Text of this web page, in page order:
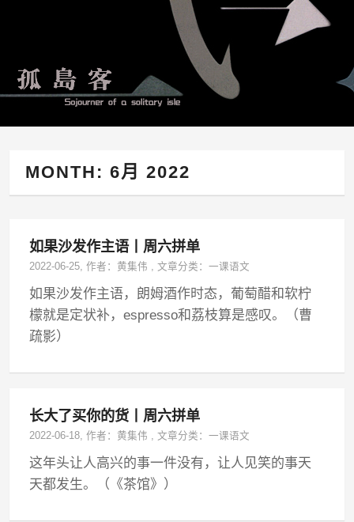
MONTH:6月 2022
如果沙发作主语丨周六拼单
2022-06-25, 作者：黄集伟 ,文章分类：一课语文
如果沙发作主语，朗姆酒作时态，葡萄醋和软柠
檬就是定状补，espresso和荔枝算是感叹。（曹
疏影）
长大了买你的货丨周六拼单
2022-06-18, 作者：黄集伟 ,文章分类：一课语文
这年头让人高兴的事一件没有，让人见笑的事天
天都发生。（《茶馆》）